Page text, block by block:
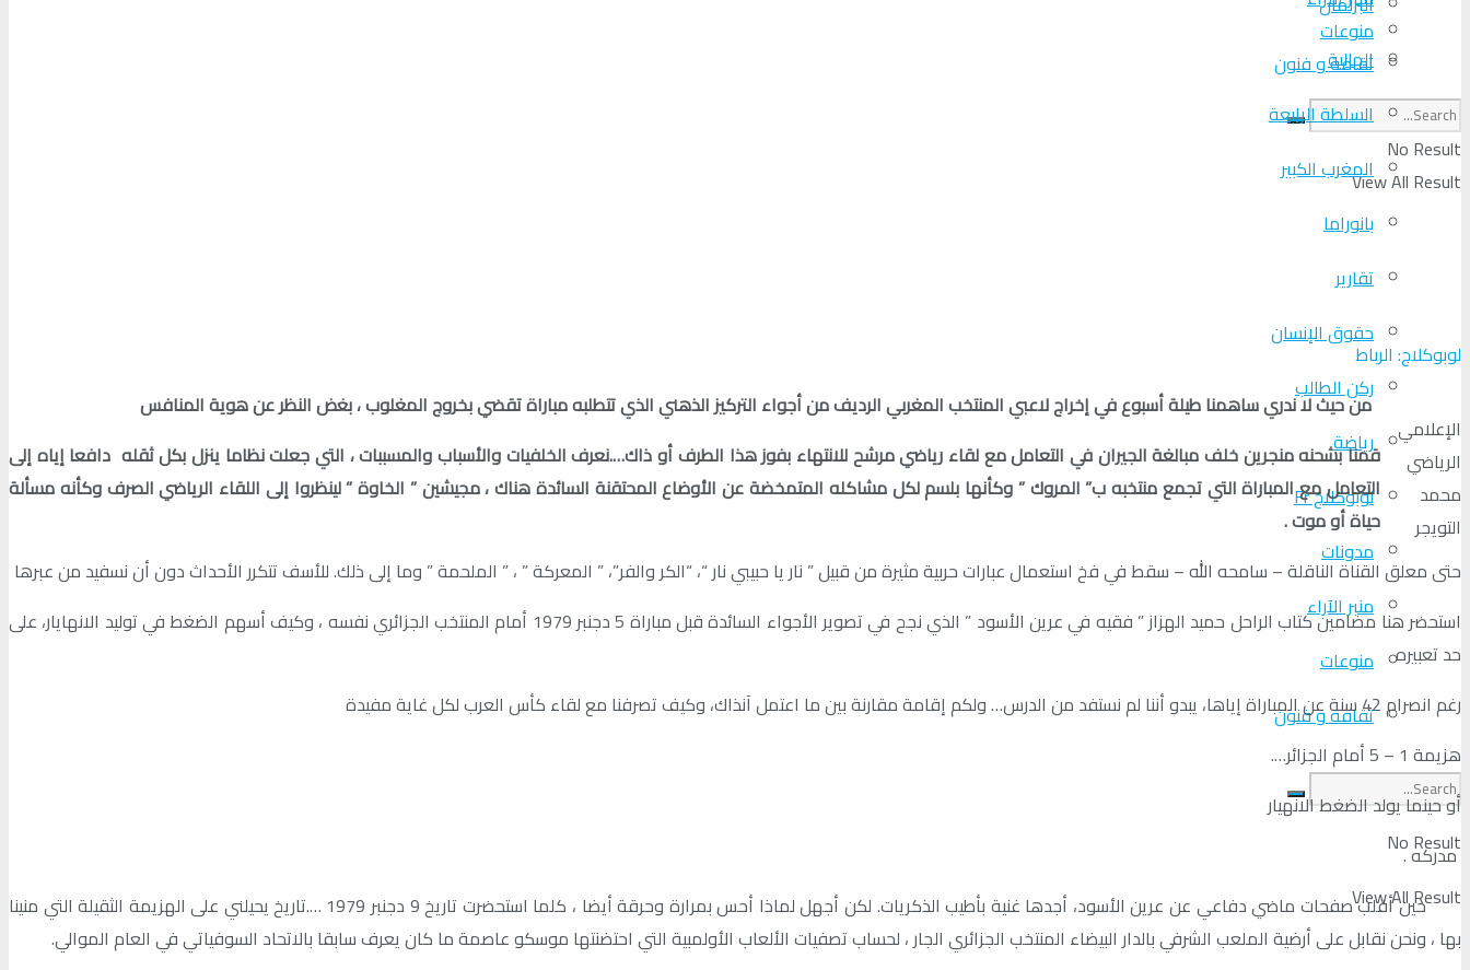
منوعات
ثقافة و فنون
No Result
View All Result
الجالية
السلطة الرابعة
المغرب الكبير
بانوراما
تقارير
حقوق الإنسان
ركن الطالب
رياضة
لوبوكلاج Fr
مدونات
منبر الآراء
منوعات
ثقافة و فنون
No Result
View All Result
لوبوكلاج: الرباط
الإعلامي
الرياضي
محمد
التويجر
من حيث لا ندري ساهمنا طيلة أسبوع في إخراج لاعبي المنتخب المغربي الرديف من أجواء التركيز الذهني الذي تتطلبه مباراة تقضي بخروج المغلوب ، بغض النظر عن هوية المنافس
قمنا بشحنه منجرين خلف مبالغة الجيران في التعامل مع لقاء رياضي مرشح للانتهاء بفوز هذا الطرف أو ذاك….نعرف الخلفيات والأسباب والمسببات ، التي جعلت نظاما ينزل بكل ثقله دافعا إياه إلى
التعامل مع المباراة التي تجمع منتخبه ب” المروك ” وكأنها بلسم لكل مشاكله المتمخضة عن الأوضاع المحتقنة السائدة هناك ، مجيشين ” الخاوة ” لينظروا إلى اللقاء الرياضي الصرف وكأنه مسألة
حياة أو موت.
حتى معلق القناة الناقلة – سامحه الله – سقط في فخ استعمال عبارات حربية مثيرة من قبيل ” نار يا حبيبي نار “، “الكر والفر”، ” المعركة ” ، ” الملحمة ” وما إلى ذلك. للأسف تتكرر الأحداث دون أن نسفيد من عبرها
استحضر هنا مضامين كتاب الراحل حميد الهزاز ” فقيه في عرين الأسود ” الذي نجح في تصوير الأجواء السائدة قبل مباراة 5 دجنبر 1979 أمام المنتخب الجزائري نفسه ، وكيف أسهم الضغط في توليد الانهايار، على
حد تعبيره
رغم انصرام 42 سنة عن المباراة إياها، يبدو أننا لم نستفد من الدرس… ولكم إقامة مقارنة بين ما اعتمل آنذاك، وكيف تصرفنا مع لقاء كأس العرب لكل غاية مفيدة
هزيمة 1 – 5 أمام الجزائر….
أو حينما يولد الضغط الانهيار
مدركه .
حين أقلب صفحات ماضي دفاعي عن عرين الأسود، أجدها غنية بأطيب الذكريات. لكن أجهل لماذا أحس بمرارة وحرقة أيضا ، كلما استحضرت تاريخ 9 دجنبر 1979 ….تاريخ يحيلني على الهزيمة الثقيلة التي منينا
بها ، ونحن نقابل على أرضية الملعب الشرفي بالدار البيضاء المنتخب الجزائري الجار ، لحساب تصفيات الألعاب الأولمبية التي احتضنتها موسكو عاصمة ما كان يعرف سابقا بالاتحاد السوفياتي في العام الموالي.